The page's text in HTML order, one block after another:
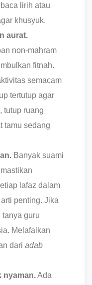
lirih atau
khusyuk.
aurat.
non-mahram
fitnah.
semacam
tertutup agar
tutup ruang
tamu sedang
Banyak suami
lafaz dalam
penting. Jika
tanya guru
Melafalkan
dari adab
nyaman.Ada